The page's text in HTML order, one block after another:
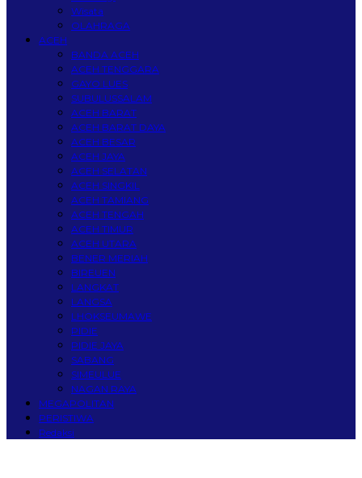
Wisata
OLAHRAGA
ACEH
BANDA ACEH
ACEH TENGGARA
GAYO LUES
SUBULUSSALAM
ACEH BARAT
ACEH BARAT DAYA
ACEH BESAR
ACEH JAYA
ACEH SELATAN
ACEH SINGKIL
ACEH TAMIANG
ACEH TENGAH
ACEH TIMUR
ACEH UTARA
BENER MERIAH
BIREUEN
LANGKAT
LANGSA
LHOKSEUMAWE
PIDIE
PIDIE JAYA
SABANG
SIMEULUE
NAGAN RAYA
MEGAPOLITAN
PERISTIWA
Redaksi